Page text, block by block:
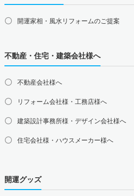
愛知県の占い師募集・求人
岐阜県の占
三重県の占い師募集・求人
静岡県の占
富山県の占い師募集・求人
福井県の占い師募集・求人
関西地方の占い師募集・求人
大阪府の占い師募集・求人
兵庫県の占
奈良県の占い師募集・求人
和歌山県の
中国地方の占い師募集・求人
山口県の占い師募集・求人
開運家相・風水リフォームのご提案
不動産・住宅・建築会社様へ
不動産会社様へ
リフォーム会社様・工務店様へ
建築設計事務所様・デザイン会社様へ
住宅会社様・ハウスメーカー様へ
開運グッズ